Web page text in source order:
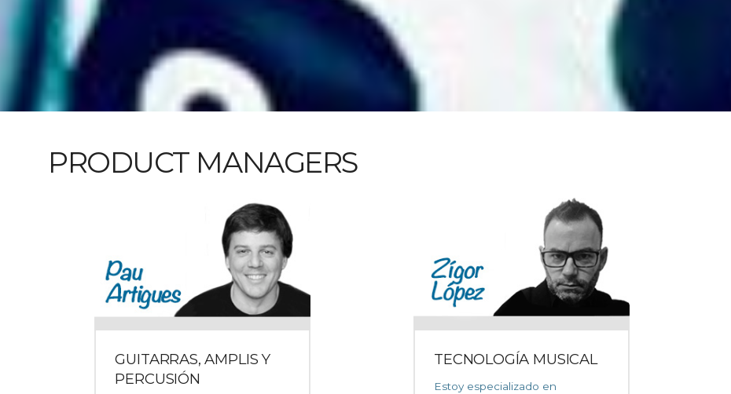
PRODUCT MANAGERS
GUITARRAS, AMPLIS Y
PERCUSIÓN
TECNOLOGÍA MUSICAL
Estoy especializado en